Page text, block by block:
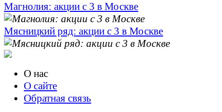
Магнолия: акции с 3 в Москве
Мясницкий ряд: акции с 3 в Москве
О нас
О сайте
Обратная связь